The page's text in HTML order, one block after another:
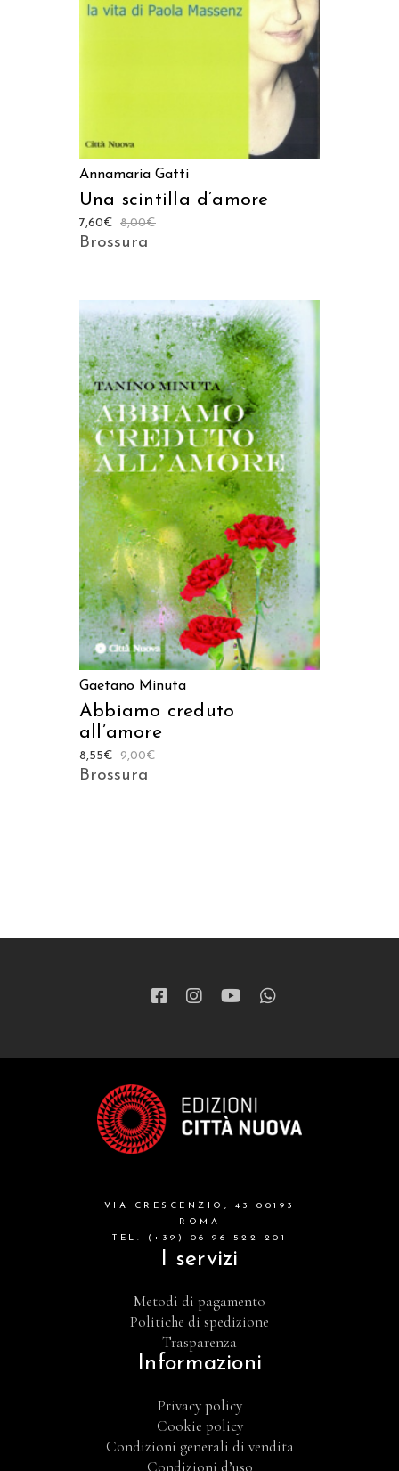
Annamaria Gatti
Una scintilla d’amore
8,00€
7,60€
Brossura
AGGIUNGI AL CARRELLO
Gaetano Minuta
Abbiamo creduto
all’amore
9,00€
8,55€
Brossura
VIA CRESCENZIO, 43 00193
ROMA
TEL. (+39) 06 96 522 201
I servizi
Metodi di pagamento
Politiche di spedizione
Trasparenza
Informazioni
Privacy policy
Cookie policy
Condizioni generali di vendita
Condizioni d’uso